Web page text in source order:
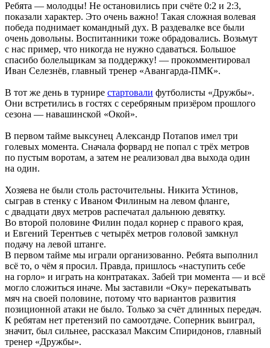
Ребята — молодцы! Не остановились при счёте 0:2 и 2:3,
показали характер. Это очень важно! Такая сложная волевая
победа поднимает командный дух. В раздевалке все были
очень довольны. Воспитанники тоже обрадовались. Возьмут
с нас пример, что никогда не нужно сдаваться. Большое
спасибо болельщикам за поддержку! — прокомментировал
Иван Селезнёв, главный тренер «Авангарда-ПМК».
В тот же день в турнире стартовали футболисты «Дружбы».
Они встретились в гостях с серебряным призёром прошлого
сезона — навашинской «Окой».
В первом тайме выксунец Александр Потапов имел три
голевых момента. Сначала форвард не попал с трёх метров
по пустым воротам, а затем не реализовал два выхода один
на один.
Хозяева не были столь расточительны. Никита Устинов,
сыграв в стенку с Иваном Филиным на левом фланге,
с двадцати двух метров распечатал дальнюю девятку.
Во второй половине Филин подал корнер с правого края,
и Евгений Терентьев с четырёх метров головой замкнул
подачу на левой штанге.
В первом тайме мы играли организованно. Ребята выполнил
всё то, о чём я просил. Правда, пришлось «наступить себе
на горло» и играть на контратаках. Забей три момента — и всё
могло сложиться иначе. Мы заставили «Оку» перекатывать
мяч на своей половине, потому что вариантов развития
позиционной атаки не было. Только за счёт длинных передач.
К ребятам нет претензий по самоотдаче. Соперник выиграл,
значит, был сильнее, рассказал Максим Спиридонов, главный
тренер «Дружбы».